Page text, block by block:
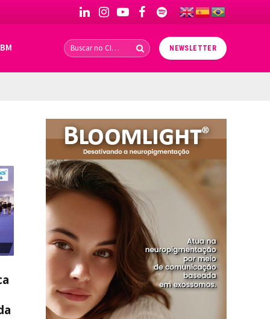
LinkedInInstagramYouTubeFacebookSpotify
NEWSLETTER